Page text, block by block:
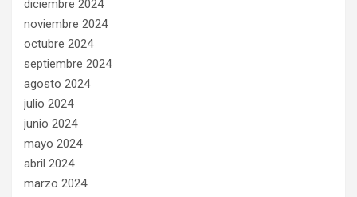
diciembre 2024
noviembre 2024
octubre 2024
septiembre 2024
agosto 2024
julio 2024
junio 2024
mayo 2024
abril 2024
marzo 2024